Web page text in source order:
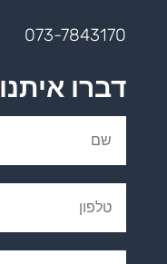
073-7843170
דברו איתנו